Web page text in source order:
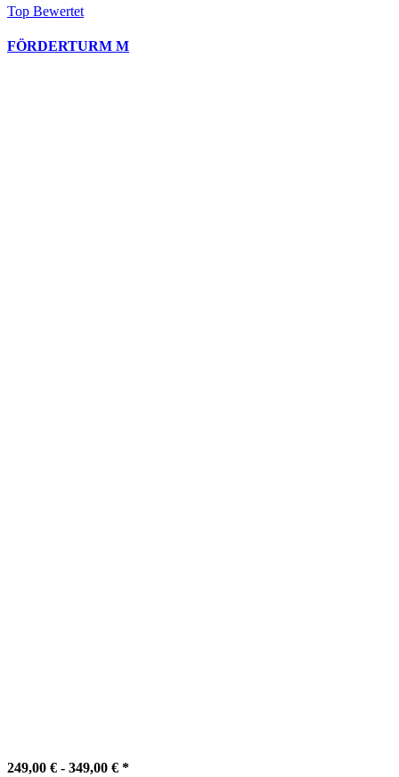
Top Bewertet
FÖRDERTURM M
249,00 € - 349,00 € *